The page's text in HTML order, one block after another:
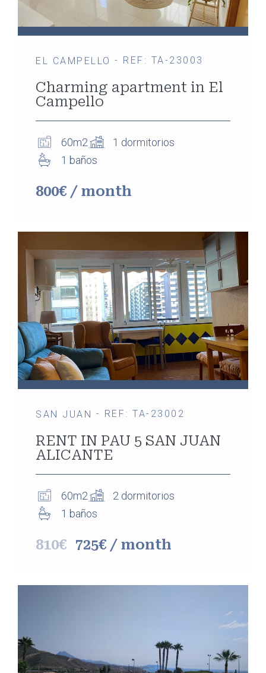
EL CAMPELLO - REF: TA-23003
Charming apartment in El
Campello
60m2
1 dormitorios
1 baños
800€ / month
SAN JUAN - REF: TA-23002
RENT IN PAU 5 SAN JUAN
ALICANTE
60m2
2 dormitorios
1 baños
810€ 725€ / month